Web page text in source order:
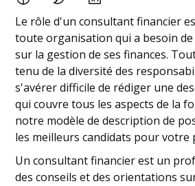
Le rôle d'un consultant financier
toute organisation qui a besoin
sur la gestion de ses finances.
tenu de la diversité des
s'avérer difficile de rédiger une
qui couvre tous les aspects de la
notre modèle de description de
les meilleurs candidats pour votre
Un consultant financier est un
des conseils et des orientations